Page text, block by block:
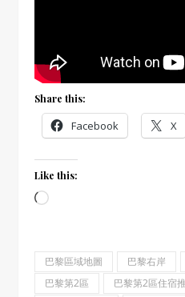
Share this:
Facebook X
Like this:
Loading…
巴黎區域地圖 巴黎右岸
巴黎第2區
巴黎第2區住宿